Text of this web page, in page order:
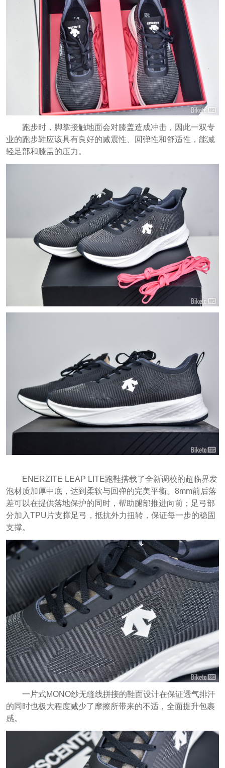
跑步时，脚掌接触地面会对膝盖造成冲击，因此一双专
业的跑步鞋应该具有良好的减震性、回弹性和舒适性，能减
轻足部和膝盖的压力。
ENERZITE LEAP LITE跑鞋搭载了全新调校的超临界发
泡材质加厚中底，达到柔软与回弹的完美平衡。8mm前后落
差可以在提供落地保护的同时，帮助腿部推进向前；足弓部
分加入TPU片支撑足弓，抵抗外力扭转，保证每一步的稳固
支撑。
一片式MONO纱无缝线拼接的鞋面设计在保证透气排汗
的同时也极大程度减少了摩擦所带来的不适，全面提升包裹
感。